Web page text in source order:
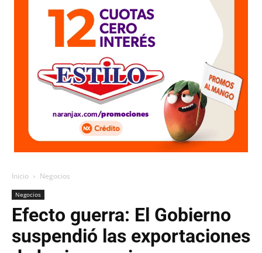
Inicio Negocios
Negocios
Efecto guerra: El Gobierno
suspendió las exportaciones